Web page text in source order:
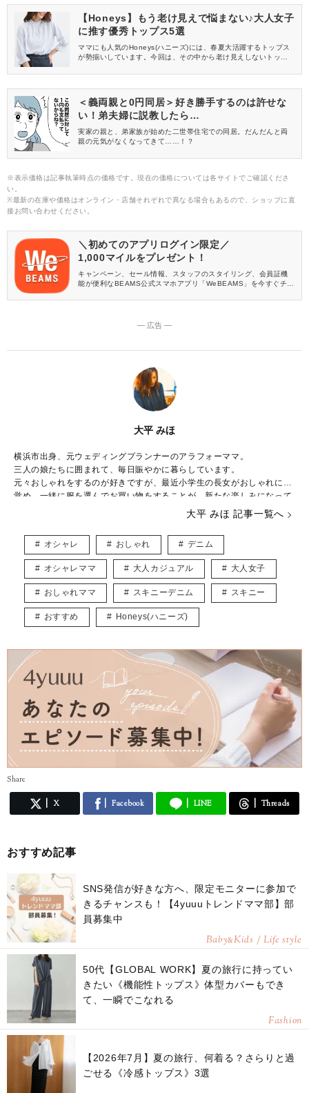
【Honeys】もう老け見えで悩まない♪大人女子
に推す優秀トップス5選
ママにも人気のHoneys(ハニーズ)には、春夏大活躍するトップス
が勢揃いしています。今回は、その中から老け見えしないトップ
＜義両親と0円同居＞好き勝手するのは許せな
い！弟夫婦に説教したら…
実家の親と、弟家族が始めた二世帯住宅での同居。だんだんと両
親の元気がなくなってきて……！？
※表示価格は記事執筆時点の価格です。現在の価格については各サイトでご確認くださ
い。
※最新の在庫や価格はオンライン・店舗それぞれで異なる場合もあるので、ショップに直
接お問い合わせください。
＼初めてのアプリログイン限定／
1,000マイルをプレゼント！
キャンペーン、セール情報、スタッフのスタイリング、会員証機
能が便利なBEAMS公式スマホアプリ「WeBEAMS」を今すぐチェ
― 広告 ―
大平 みほ
横浜市出身、元ウェディングプランナーのアラフォーママ。
三人の娘たちに囲まれて、毎日賑やかに暮らしています。
元々おしゃれをするのが好きですが、最近小学生の長女がおしゃれに目
覚め、一緒に服を選んでお買い物をすることが、新たな楽しみになって
イベントを考え、全力で楽しんでいます。
やりたいことがたくさんありすぎて、毎日時間が足りないのがちょっと
した悩み。
ベビーマッサージ、ベビーヨガの資格持っています。
育児をしながら、多くのママが楽しめるような記事をお届けできたらと
思っています。
大平 みほ 記事一覧へ
オシャレ おしゃれ デニム
オシャレママ 大人カジュアル 大人女子
おしゃれママ スキニーデニム スキニー
おすすめ Honeys(ハニーズ)
Share
X Facebook LINE Threads
おすすめ記事
SNS発信が好きな方へ、限定モニターに参加で
きるチャンスも！【4yuuuトレンドママ部】部
員募集中
Baby&Kids / Life style
50代【GLOBAL WORK】夏の旅行に持ってい
きたい《機能性トップス》体型カバーもでき
て、一瞬でこなれる
Fashion
【2026年7月】夏の旅行、何着る？さらりと過
ごせる《冷感トップス》3選